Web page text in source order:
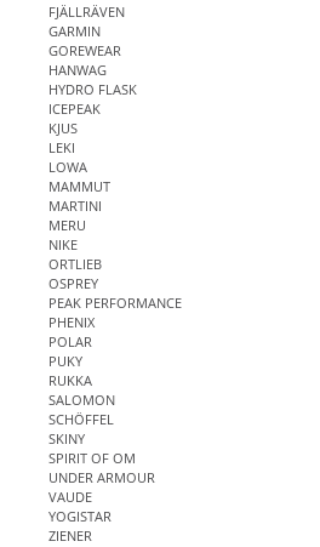
FJÄLLRÄVEN
GARMIN
GOREWEAR
HANWAG
HYDRO FLASK
ICEPEAK
KJUS
LEKI
LOWA
MAMMUT
MARTINI
MERU
NIKE
ORTLIEB
OSPREY
PEAK PERFORMANCE
PHENIX
POLAR
PUKY
RUKKA
SALOMON
SCHÖFFEL
SKINY
SPIRIT OF OM
UNDER ARMOUR
VAUDE
YOGISTAR
ZIENER